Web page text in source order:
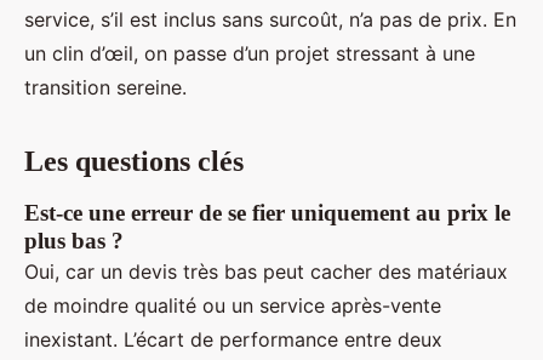
service, s’il est inclus sans surcoût, n’a pas de prix. En
un clin d’œil, on passe d’un projet stressant à une
transition sereine.
Les questions clés
Est-ce une erreur de se fier uniquement au prix le
plus bas ?
Oui, car un devis très bas peut cacher des matériaux
de moindre qualité ou un service après-vente
inexistant. L’écart de performance entre deux